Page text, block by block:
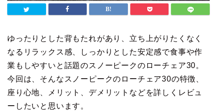
ゆったりとした背もたれがあり、立ち上がりたくなく
なるリラックス感、しっかりとした安定感で食事や作
業もしやすいと話題のスノーピークのローチェア30。
今回は、そんなスノーピークのローチェア30の特徴、
座り心地、メリット、デメリットなどを詳しくレビュ
ーしたいと思います。